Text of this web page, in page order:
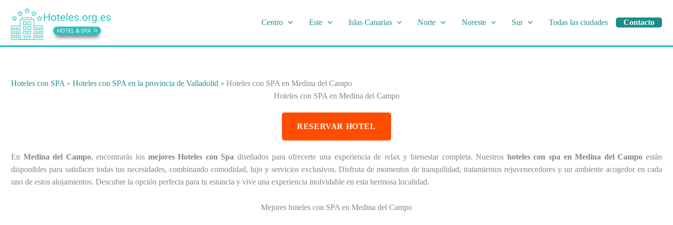
contenido
Centro Este Islas Canarias Norte Noreste Sur Todas las ciudades Contacto
Hoteles con SPA » Hoteles con SPA en la provincia de Valladolid » Hoteles con SPA en Medina del Campo
Hoteles con SPA en Medina del Campo
RESERVAR HOTEL
En Medina del Campo, encontrarás los mejores Hoteles con Spa diseñados para ofrecerte una experiencia de relax y bienestar completa. Nuestros hoteles con spa en Medina del Campo están
disponibles para satisfacer todas tus necesidades, combinando comodidad, lujo y servicios exclusivos. Disfruta de momentos de tranquilidad, tratamientos rejuvenecedores y un ambiente acogedor en cada
uno de estos alojamientos. Descubre la opción perfecta para tu estancia y vive una experiencia inolvidable en esta hermosa localidad.
Mejores hoteles con SPA en Medina del Campo